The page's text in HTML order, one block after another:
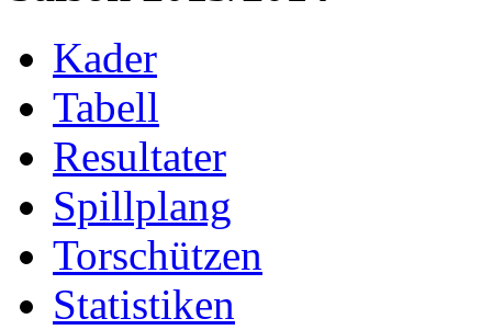
Kader
Tabell
Resultater
Spillplang
Torschützen
Statistiken